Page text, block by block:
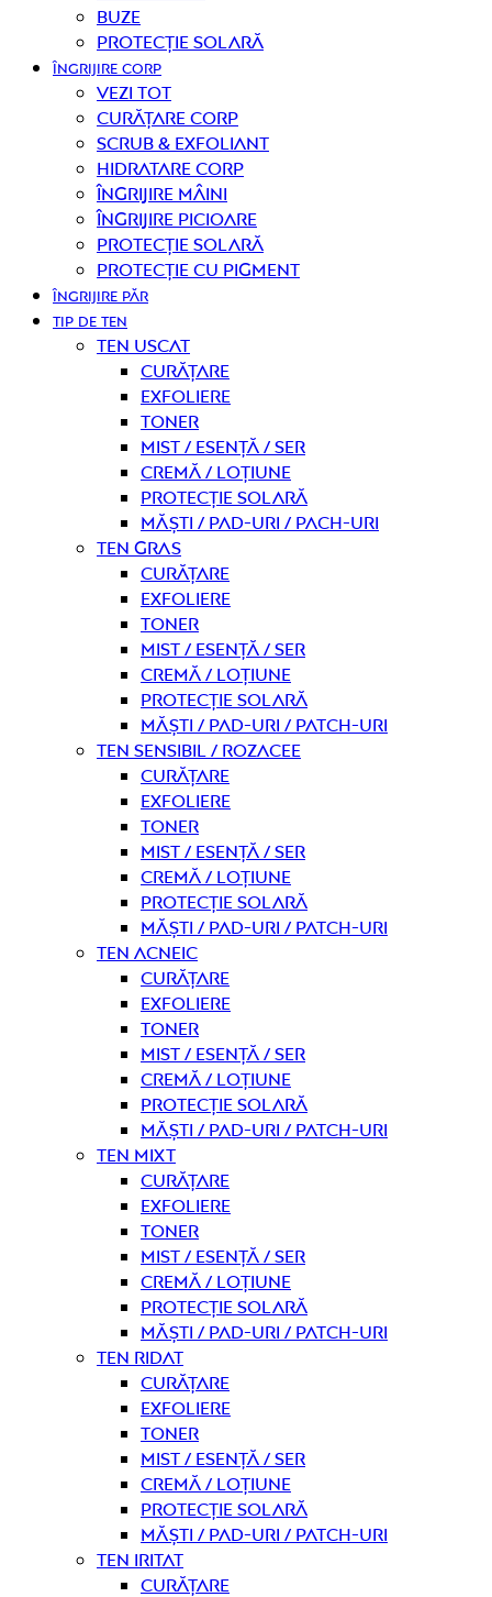
Buze
Protecție solară
ÎNGRIJIRE CORP
Vezi tot
curățare corp
Scrub & exfoliant
Hidratare corp
Îngrijire mâini
Îngrijire picioare
Protecție solară
Protecție cu pigment
ÎNGRIJIRE PĂR
TIP DE TEN
Ten uscat
curățare
Exfoliere
Toner
Mist / Esență / Ser
Cremă / Loțiune
Protecție solară
Măști / Pad-uri / Pach-uri
Ten gras
curățare
Exfoliere
Toner
Mist / Esență / Ser
Cremă / Loțiune
Protecție solară
Măști / Pad-uri / Patch-uri
Ten sensibil / rozacee
curățare
Exfoliere
Toner
Mist / Esență / Ser
Cremă / Loțiune
Protecție solară
Măști / Pad-uri / Patch-uri
Ten acneic
curățare
Exfoliere
Toner
Mist / Esență / Ser
Cremă / Loțiune
Protecție solară
Măști / Pad-uri / Patch-uri
Ten mixt
curățare
Exfoliere
Toner
Mist / Esență / Ser
Cremă / Loțiune
Protecție solară
Măști / Pad-uri / Patch-uri
Ten ridat
curățare
Exfoliere
Toner
Mist / Esență / Ser
Cremă / Loțiune
Protecție solară
Măști / Pad-uri / Patch-uri
Ten iritat
curățare